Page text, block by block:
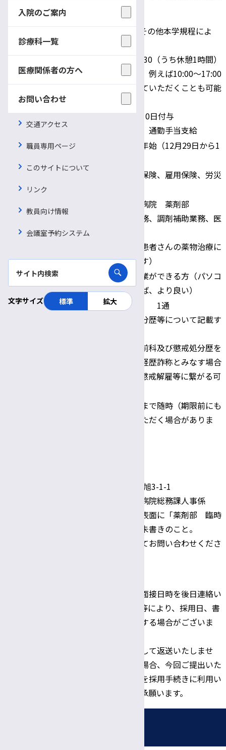
時給： 1,070円 その他本学規程によ
勤務時間：8:30〜15:30（うち休憩1時間）
（勤務時間応相談可、例えば10:00〜17:00
までのように勤務していただくことも可能
年次休暇：採用日に10日付与
その他：時間外手当、通勤手当支給
休日
土・日・祝日・年末年始（12月29日から1
健康保険、厚生年金保険、雇用保険、労災
配属先・職務内容
信州大学医学部附属病院 薬剤部
・医薬品管理補助業務、調剤補助業務、医
薬品搬送業務
（薬剤師とともに、患者さんの薬物治療に
貢献できるお仕事です）
書類整理等の事務作業ができる方（パソコ
ン操作が可能であれば、より良い）
・履歴書（写真貼付） 1通
※履歴書に賞罰・処分歴等について記載す
賞罰・処分歴等欄に前科及び懲戒処分歴を
記載しない場合は、経歴詐称とみなす場合
があり、採用取消や懲戒解雇等に繋がる可
令和8年3月31日(火)まで随時（期限前にも
募集を終了させていただく場合がありま
〒390-8621 松本市旭3-1-1
信州大学医学部附属病院総務課人事係
郵送の場合、封筒の表面に「薬剤部 臨時
技能補佐員希望」と朱書きのこと。
不明な点はお電話にてお問い合わせくださ
※書類選考結果及び面接日時を後日連絡い
たします。応募状況等により、採用日、書
類提出期限等を変更する場合がございま
※応募書類は原則として返送いたしませ
ん。採用が決定した場合、今回ご提出いた
だいた履歴書の情報を採用手続きに利用い
たしますので、ご了承願います。
入院のご案内
診療科一覧
医療関係者の方へ
お問い合わせ
交通アクセス
職員専用ページ
このサイトについて
リンク
教員向け情報
会議室予約システム
文字サイズ 標準 拡大